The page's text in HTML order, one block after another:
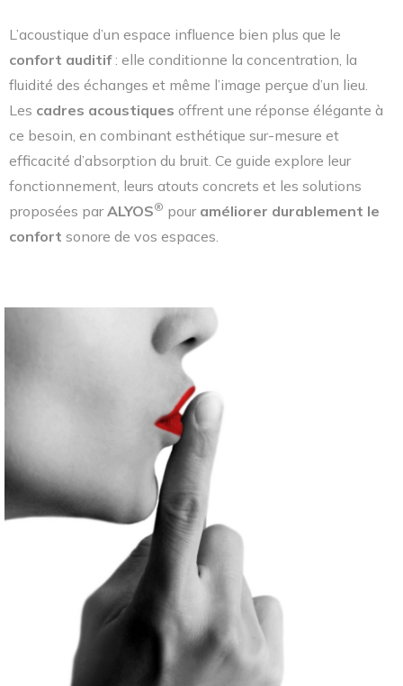
L’acoustique d’un espace influence bien plus que le
confort auditif: elle conditionne la concentration, la
fluidité des échanges et même l’image perçue d’un lieu.
Les cadres acoustiques offrent une réponse élégante à
ce besoin, en combinant esthétique sur-mesure et
efficacité d’absorption du bruit. Ce guide explore leur
fonctionnement, leurs atouts concrets et les solutions
proposées parALYOS® pour améliorer durablement le
confort sonore de vos espaces.